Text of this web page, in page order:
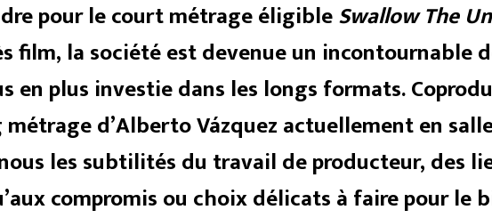
pour le court métrage éligibleSwallow The
film, la société est devenue un incontournable
en plus investie dans les longs formats.
d’Alberto Vázquez actuellement en
les subtilités du travail de producteur, des
compromis ou choix délicats à faire pour le